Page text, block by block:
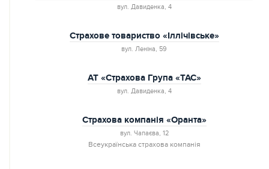
вул. Давиденка, 4
Страхове товариство «Іллічівське»
вул. Леніна, 59
АТ «Страхова Група «ТАС»
вул. Давиденкa, 4
Страхова компанія «Оранта»
вул. Чапаєва, 12
Всеукраїнська страхова компанія